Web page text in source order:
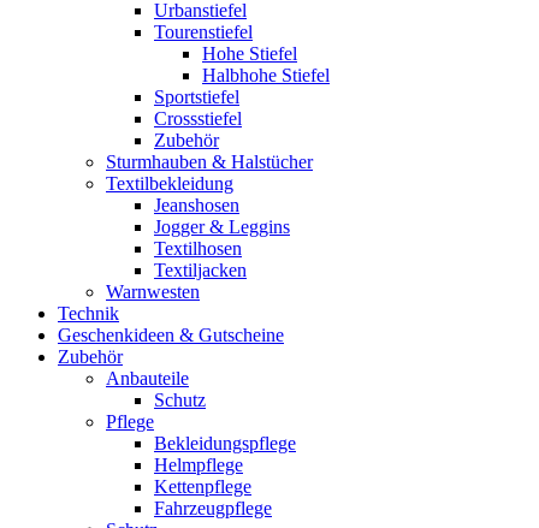
Urbanstiefel
Tourenstiefel
Hohe Stiefel
Halbhohe Stiefel
Sportstiefel
Crossstiefel
Zubehör
Sturmhauben & Halstücher
Textilbekleidung
Jeanshosen
Jogger & Leggins
Textilhosen
Textiljacken
Warnwesten
Technik
Geschenkideen & Gutscheine
Zubehör
Anbauteile
Schutz
Pflege
Bekleidungspflege
Helmpflege
Kettenpflege
Fahrzeugpflege